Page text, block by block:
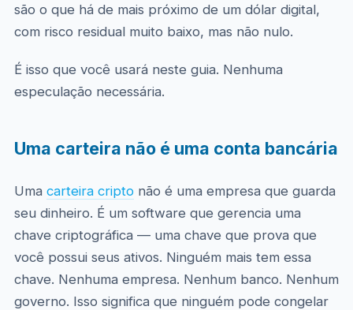
são o que há de mais próximo de um dólar digital,
com risco residual muito baixo, mas não nulo.
É isso que você usará neste guia. Nenhuma
especulação necessária.
Uma carteira não é uma conta bancária
Uma carteira criptonão é uma empresa que guarda
seu dinheiro. É um software que gerencia uma
chave criptográfica — uma chave que prova que
você possui seus ativos. Ninguém mais tem essa
chave. Nenhuma empresa. Nenhum banco. Nenhum
governo. Isso significa que ninguém pode congelar